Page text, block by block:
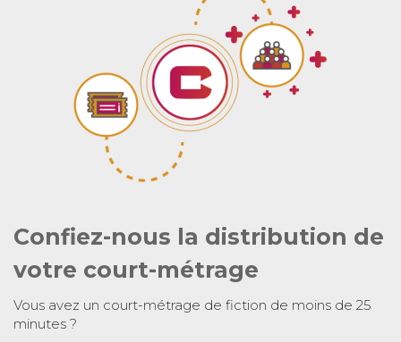
Confiez-nous la distribution de
votre court-métrage
Vous avez un court-métrage de fiction de moins de 25
minutes ?